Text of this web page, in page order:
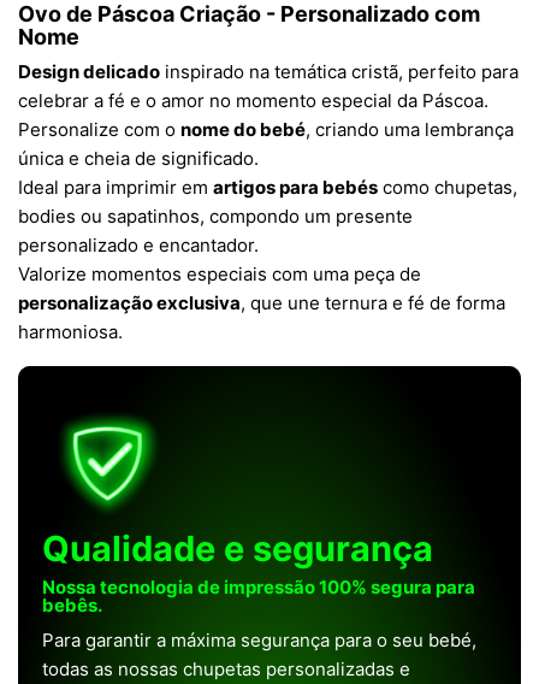
Ovo de Páscoa Criação - Personalizado com
Nome
Design delicado inspirado na temática cristã, perfeito para
celebrar a fé e o amor no momento especial da Páscoa.
Personalize com o nome do bebé, criando uma lembrança
única e cheia de significado.
Ideal para imprimir em artigos para bebés como chupetas,
bodies ou sapatinhos, compondo um presente
personalizado e encantador.
Valorize momentos especiais com uma peça de
personalização exclusiva, que une ternura e fé de forma
harmoniosa.
Qualidade e segurança
Nossa tecnologia de impressão 100% segura para
bebês.
Para garantir a máxima segurança para o seu bebé,
todas as nossas chupetas personalizadas e